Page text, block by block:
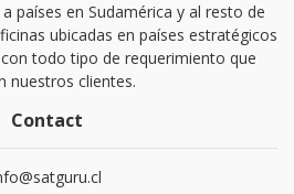
países en Sudamérica y al resto de
ubicadas en países estratégicos
todo tipo de requerimiento que
nuestros clientes.
Contact